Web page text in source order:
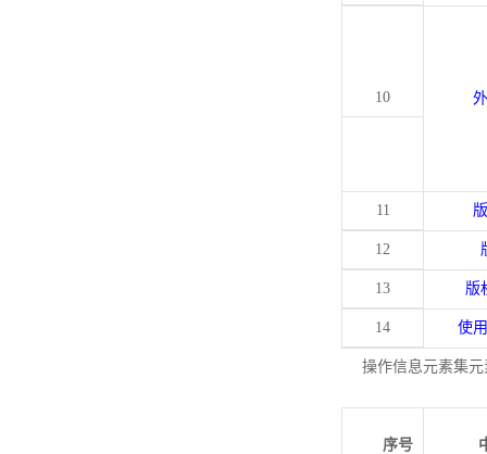
10
11
12
13 版
14 使
操作信息元素集
序号